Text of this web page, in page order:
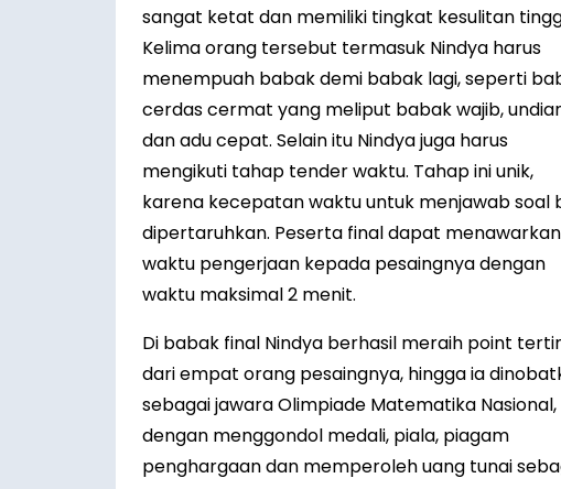
sangat ketat dan memiliki tingkat kesulitan
Kelima orang tersebut termasuk Nindya harus
menempuah babak demi babak lagi, seperti
cerdas cermat yang meliput babak wajib,
dan adu cepat. Selain itu Nindya juga harus
mengikuti tahap tender waktu. Tahap ini unik,
karena kecepatan waktu untuk menjawab soal
dipertaruhkan. Peserta final dapat menawarkan
waktu pengerjaan kepada pesaingnya dengan
waktu maksimal 2 menit.
Di babak final Nindya berhasil meraih point
dari empat orang pesaingnya, hingga ia
sebagai jawara Olimpiade Matematika Nasional,
dengan menggondol medali, piala, piagam
penghargaan dan memperoleh uang tunai